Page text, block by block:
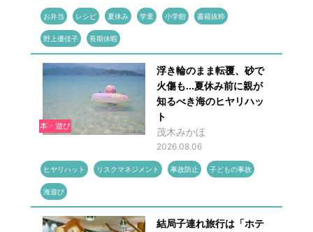
お弁当 レシピ 夏休み 学童 小学館 書籍抜粋
野上優佳子 長期休暇
本・遊び
浮き輪のまま転覆、砂で
火傷も...夏休み前に親が
知るべき海のヒヤリハッ
ト
茂木みかほ
2026.08.06
ヒヤリハット リスクマネジメント 事故防止 子どもの事故
海遊び
結局子連れ旅行は「ホテ